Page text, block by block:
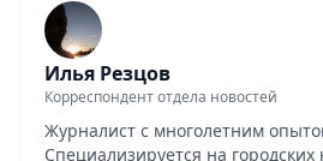
Илья Резцов
Корреспондент отдела новостей
Журналист с многолетним
Специализируется на городских